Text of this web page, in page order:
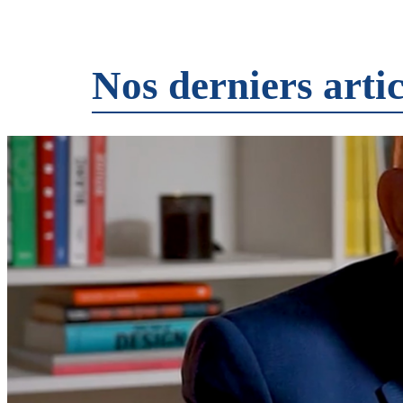
Nos derniers